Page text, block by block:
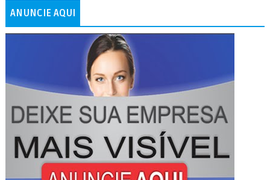
ANUNCIE AQUI